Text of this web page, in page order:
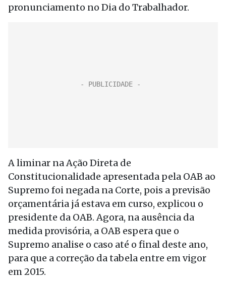
pronunciamento no Dia do Trabalhador.
A liminar na Ação Direta de
Constitucionalidade apresentada pela OAB ao
Supremo foi negada na Corte, pois a previsão
orçamentária já estava em curso, explicou o
presidente da OAB. Agora, na ausência da
medida provisória, a OAB espera que o
Supremo analise o caso até o final deste ano,
para que a correção da tabela entre em vigor
em 2015.